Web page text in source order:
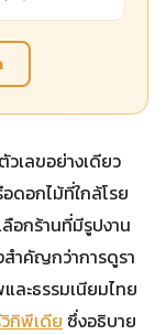
วเลขอย่างเดียว
ดอกไม้ที่ใกล้โรย
อกร้านที่มีรูปงาน
สำคัญกว่าการดูรา
ะธรรมเนียมไทย
กิพีเดีย ซึ่งอธิบาย